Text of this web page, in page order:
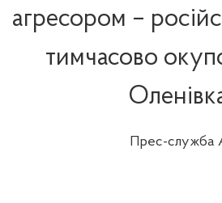
агресором –
тимчасово
Прес-служба